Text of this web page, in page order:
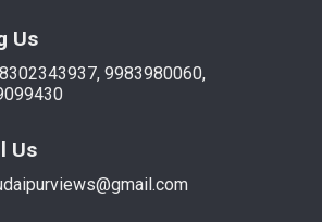
Us
9983980060,
Us